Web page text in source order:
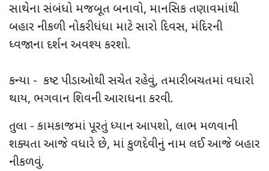
સાથેના સંબંધો મજબૂત બનાવો, માનસિક તણાવમાંથી
બહાર નીકળી નોકરી ધંધા માટે સારો દિવસ, મંદિરની
ધ્વજાના દર્શન અવશ્ય કરશો.
કન્યા - કષ્ટ પીડાઓથી સચેત રહેવું, તમારી બચતમાં વધારો
થાય, ભગવાન શિવની આરાધના કરવી.
તુલા - કામકાજમાં પૂરતું ધ્યાન આપશો, લાભ મળવાની
શક્યતા આજે વધારે છે, માં કુળદેવીનું નામ લઈ આજે બહાર
નીકળવું.